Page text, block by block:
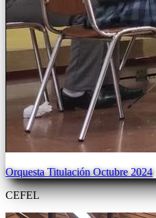
Orquesta Titulación Octubre 2024
CEFEL